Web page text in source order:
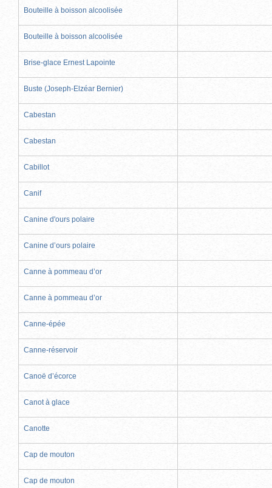
Bouteille à boisson alcoolisée
Bouteille à boisson alcoolisée
Brise-glace Ernest Lapointe
Buste (Joseph-Elzéar Bernier)
Cabestan
Cabestan
Cabillot
Canif
Canine d'ours polaire
Canine d’ours polaire
Canne à pommeau d’or
Canne à pommeau d’or
Canne-épée
Canne-réservoir
Canoë d’écorce
Canot à glace
Canotte
Cap de mouton
Cap de mouton